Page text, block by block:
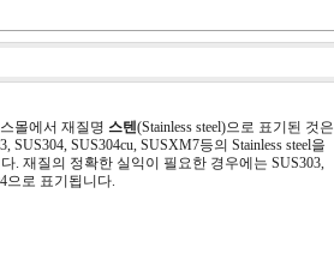
스몰에서 재질명 스텐(Stainless steel)으로 표기된 것은
SUS304, SUS304cu, SUSXM7등의 Stainless steel을
. 재질의 정확한 실익이 필요한 경우에는 SUS303,
으로 표기됩니다.